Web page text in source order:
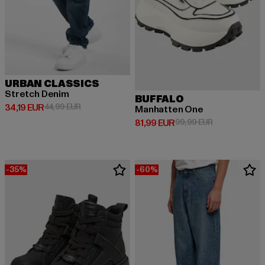
URBAN CLASSICS
Stretch Denim
34,19 EUR
Derzeitiger Preis: 34,19 EUR
44,99 EURAktionspreis: 44,99 EUR
BUFFALO
Manhatten One
81,99 EUR
Derzeitiger Preis: 81,99 EUR
99,99 EURAktionspreis:
-35% -60%